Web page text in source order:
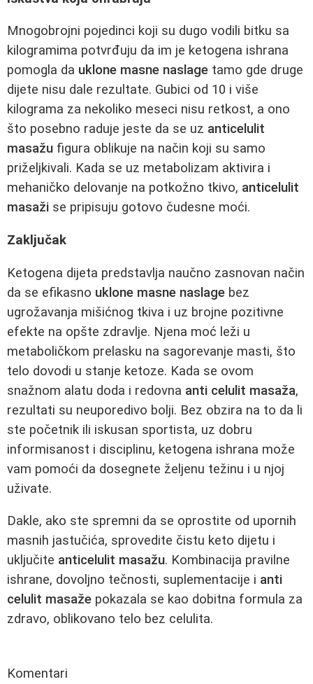
Mnogobrojni pojedinci koji su dugo vodili bitku sa
kilogramima potvrđuju da im je ketogena ishrana
pomogla da uklone masne naslage tamo gde druge
dijete nisu dale rezultate. Gubici od 10 i više
kilograma za nekoliko meseci nisu retkost, a ono
što posebno raduje jeste da se uz anticelulit
masažu figura oblikuje na način koji su samo
priželjkivali. Kada se uz metabolizam aktivira i
mehaničko delovanje na potkožno tkivo, anticelulit
masaži se pripisuju gotovo čudesne moći.
Zaključak
Ketogena dijeta predstavlja naučno zasnovan način
da se efikasno uklone masne naslage bez
ugrožavanja mišićnog tkiva i uz brojne pozitivne
efekte na opšte zdravlje. Njena moć leži u
metaboličkom prelasku na sagorevanje masti, što
telo dovodi u stanje ketoze. Kada se ovom
snažnom alatu doda i redovna anti celulit masaža,
rezultati su neuporedivo bolji. Bez obzira na to da li
ste početnik ili iskusan sportista, uz dobru
informisanost i disciplinu, ketogena ishrana može
vam pomoći da dosegnete željenu težinu i u njoj
uživate.
Dakle, ako ste spremni da se oprostite od upornih
masnih jastučića, sprovedite čistu keto dijetu i
uključite anticelulit masažu. Kombinacija pravilne
ishrane, dovoljno tečnosti, suplementacije i anti
celulit masaže pokazala se kao dobitna formula za
zdravo, oblikovano telo bez celulita.
Komentari